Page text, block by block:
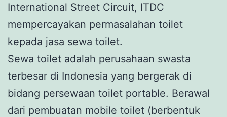
International Street Circuit, ITDC
mempercayakan permasalahan toilet
kepada jasa sewa toilet.
Sewa toilet adalah perusahaan swasta
terbesar di Indonesia yang bergerak di
bidang persewaan toilet portable. Berawal
dari pembuatan mobile toilet (berbentuk